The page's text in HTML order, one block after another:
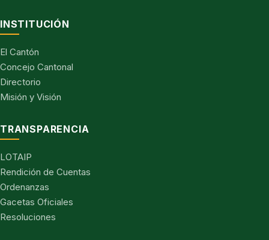
INSTITUCIÓN
El Cantón
Concejo Cantonal
Directorio
Misión y Visión
TRANSPARENCIA
LOTAIP
Rendición de Cuentas
Ordenanzas
Gacetas Oficiales
Resoluciones